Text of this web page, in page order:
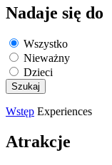
Nadaje się do
Wszystko
Nieważny
Dzieci
Wstęp Experiences
Atrakcje